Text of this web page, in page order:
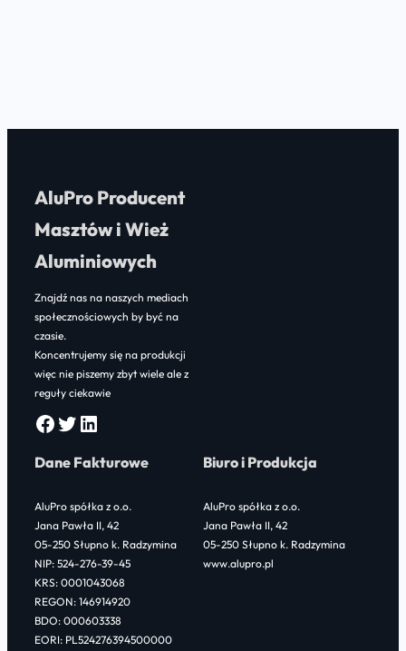
AluPro Producent
Masztów i Wież
Aluminiowych
Znajdź nas na naszych mediach
społecznościowych by być na
czasie.
Koncentrujemy się na produkcji
więc nie piszemy zbyt wiele ale z
reguły ciekawie
Facebook Twitter LinkedIn
Dane Fakturowe
AluPro spółka z o.o.
Jana Pawła II, 42
05-250 Słupno k. Radzymina
NIP: 524-276-39-45
KRS: 0001043068
REGON: 146914920
BDO: 000603338
EORI: PL524276394500000
Biuro i Produkcja
AluPro spółka z o.o.
Jana Pawła II, 42
05-250 Słupno k. Radzymina
www.alupro.pl